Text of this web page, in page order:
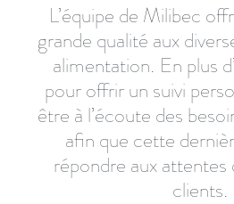
L’équipe de Milibec
grande qualité aux
alimentation. En plus
pour offrir un suivi
être à l’écoute des
afin que cette
répondre aux attentes
clients.